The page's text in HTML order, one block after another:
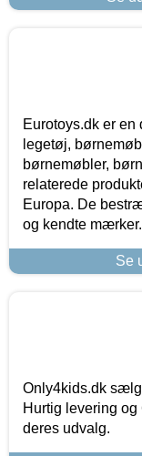
Eurotoys.dk er
legetøj,
børnemøbler,
relaterede
Europa. De
og kendte
Se
Only4kids.dk
Hurtig levering og
deres udvalg.